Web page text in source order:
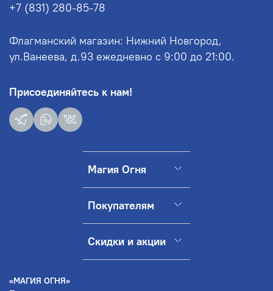
Магия Огня
Покупателям
Скидки и акции
+7 (831) 280-85-78
Флагманский магазин: Нижний Новгород,
ул.Ванеева, д.93 ежедневно с 9:00 до 21:00.
Присоединяйтесь к нам!
«МАГИЯ ОГНЯ»